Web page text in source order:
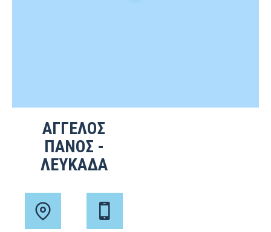
ΑΓΓΕΛΟΣ
ΠΑΝΟΣ -
ΛΕΥΚΑΔΑ